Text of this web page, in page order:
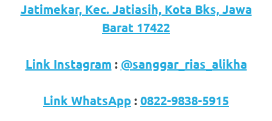
Jatimekar, Kec. Jatiasih, Kota Bks, Jawa
Barat 17422
Link Instagram : @sanggar_rias_alikha
Link WhatsApp:0822-9838-5915